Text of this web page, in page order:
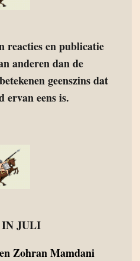
reacties en publicatie
anderen dan de
geenszins dat
ervan eens is.
IN JULI
Zohran Mamdani